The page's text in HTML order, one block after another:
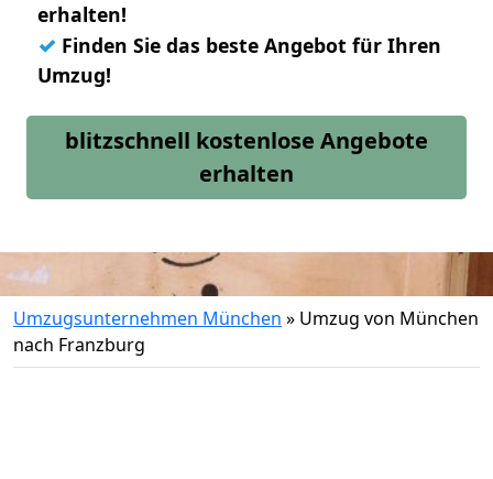
erhalten!
✓ Finden Sie das beste Angebot für Ihren
Umzug!
blitzschnell kostenlose Angebote
erhalten
Umzugsunternehmen München » Umzug von München
nach Franzburg